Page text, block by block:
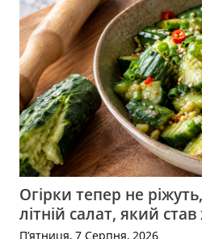
Огірки тепер не
літній салат, який
П’ятниця, 7 Серпня, 2026